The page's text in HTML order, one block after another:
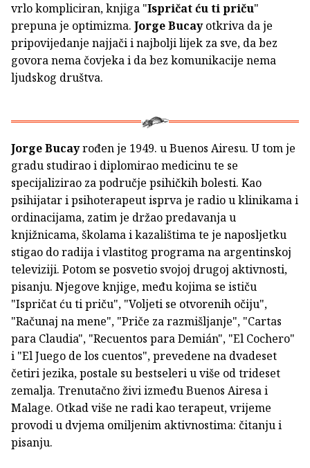
vrlo kompliciran, knjiga "Ispričat ću ti priču"
prepuna je optimizma. Jorge Bucayotkriva da je
pripovijedanje najjači i najbolji lijek za sve, da bez
govora nema čovjeka i da bez komunikacije nema
ljudskog društva.
Jorge Bucayrođen je 1949. u Buenos Airesu. U tom je
gradu studirao i diplomirao medicinu te se
specijalizirao za područje psihičkih bolesti. Kao
psihijatar i psihoterapeut isprva je radio u klinikama i
ordinacijama, zatim je držao predavanja u
knjižnicama, školama i kazalištima te je naposljetku
stigao do radija i vlastitog programa na argentinskoj
televiziji. Potom se posvetio svojoj drugoj aktivnosti,
pisanju. Njegove knjige, među kojima se ističu
"Ispričat ću ti priču", "Voljeti se otvorenih očiju",
"Računaj na mene", "Priče za razmišljanje", "Cartas
para Claudia", "Recuentos para Demián", "El Cochero"
i "El Juego de los cuentos", prevedene na dvadeset
četiri jezika, postale su bestseleri u više od trideset
zemalja. Trenutačno živi između Buenos Airesa i
Malage. Otkad više ne radi kao terapeut, vrijeme
provodi u dvjema omiljenim aktivnostima: čitanju i
pisanju.